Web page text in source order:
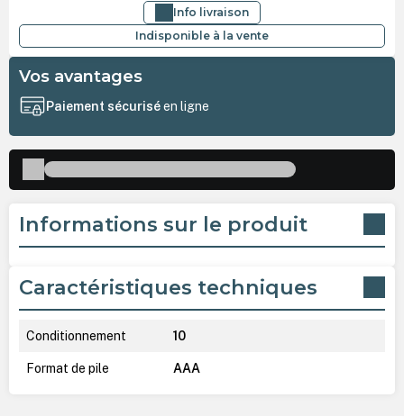
Info livraison
Indisponible à la vente
Vos avantages
Paiement sécuriséen ligne
Informations sur le produit
Caractéristiques techniques
Conditionnement 10
Format de pile AAA